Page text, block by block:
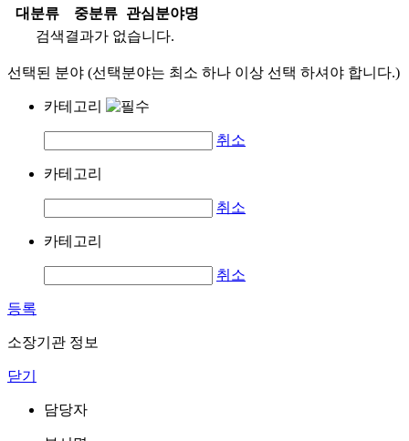
대분류
중분류
관심분야명
검색결과가 없습니다.
선택된 분야 (선택분야는 최소 하나 이상 선택 하셔야 합니다.)
카테고리
취소
카테고리
취소
카테고리
취소
등록
소장기관 정보
닫기
담당자